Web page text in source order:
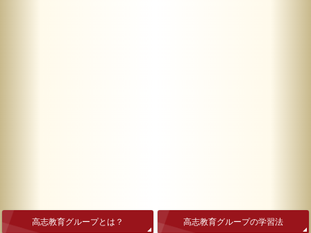
高志教育グループとは？ 高志教育グループの学習法